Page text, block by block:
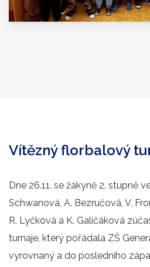
Vítězný florbalový
Dne 26.11. se žákyně 2. stupně
Schwanová, A. Bezručová, V.
R. Lyčková a K. Galičáková
turnaje, který pořádala ZŠ
vyrovnaný a do posledního